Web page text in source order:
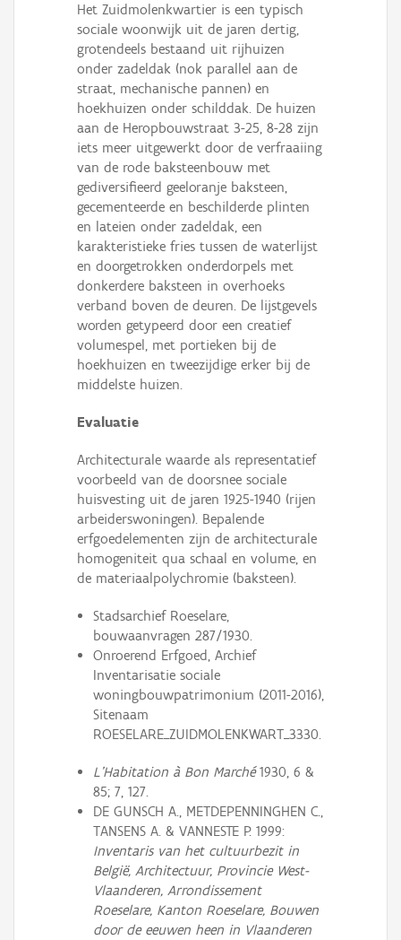
Het Zuidmolenkwartier is een typisch
sociale woonwijk uit de jaren dertig,
grotendeels bestaand uit rijhuizen
onder zadeldak (nok parallel aan de
straat, mechanische pannen) en
hoekhuizen onder schilddak. De huizen
aan de Heropbouwstraat 3-25, 8-28 zijn
iets meer uitgewerkt door de verfraaiing
van de rode baksteenbouw met
gediversifieerd geeloranje baksteen,
gecementeerde en beschilderde plinten
en lateien onder zadeldak, een
karakteristieke fries tussen de waterlijst
en doorgetrokken onderdorpels met
donkerdere baksteen in overhoeks
verband boven de deuren. De lijstgevels
worden getypeerd door een creatief
volumespel, met portieken bij de
hoekhuizen en tweezijdige erker bij de
middelste huizen.
Evaluatie
Architecturale waarde als representatief
voorbeeld van de doorsnee sociale
huisvesting uit de jaren 1925-1940 (rijen
arbeiderswoningen). Bepalende
erfgoedelementen zijn de architecturale
homogeniteit qua schaal en volume, en
de materiaalpolychromie (baksteen).
Stadsarchief Roeselare,
bouwaanvragen 287/1930.
Onroerend Erfgoed, Archief
Inventarisatie sociale
woningbouwpatrimonium (2011-2016),
Sitenaam
ROESELARE_ZUIDMOLENKWART_3330.
L’Habitation à Bon Marché1930, 6 &
85; 7, 127.
DE GUNSCH A., METDEPENNINGHEN C.,
TANSENS A. & VANNESTE P. 1999:
Inventaris van het cultuurbezit in
België, Architectuur, Provincie West-
Vlaanderen, Arrondissement
Roeselare, Kanton Roeselare, Bouwen
door de eeuwen heen in Vlaanderen